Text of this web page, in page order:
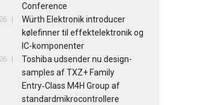
Conference
Würth Elektronik introducer
kølefinner til effektelektronik og
IC-komponenter
Toshiba udsender nu design-
samples af TXZ+ Family
Entry‑Class M4H Group af
standardmikrocontrollere